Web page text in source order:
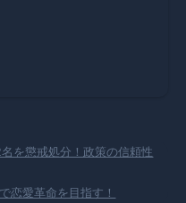
を懲戒処分！政策の信頼性
恋愛革命を目指す！